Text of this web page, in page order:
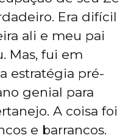
Era difícil
ali e meu pai
Mas, fui em
estratégia pré-
genial para
A coisa foi
e barrancos.